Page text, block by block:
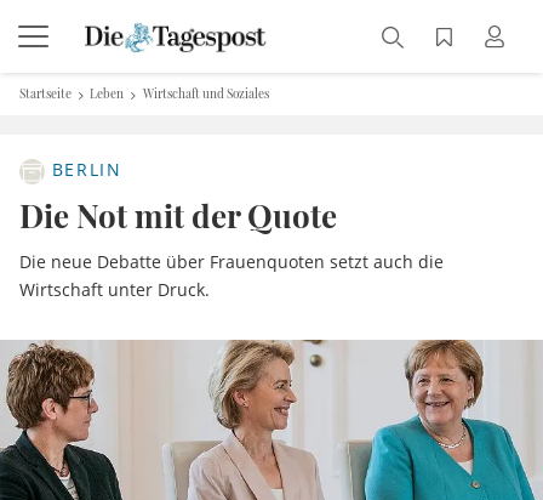
Startseite Leben Wirtschaft und Soziales
BERLIN
Die Not mit der Quote
Die neue Debatte über Frauenquoten setzt auch die
Wirtschaft unter Druck.